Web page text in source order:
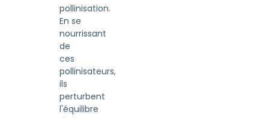
pollinisation.
En se
nourrissant
de
ces
pollinisateurs,
ils
perturbent
l'équilibre